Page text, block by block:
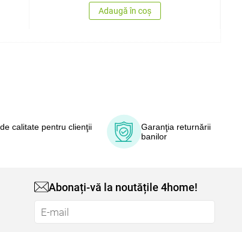
Adaugă în coș
calitate pentru clienţii
Garanţia returnării
banilor
Abonați-vă la noutățile 4home!